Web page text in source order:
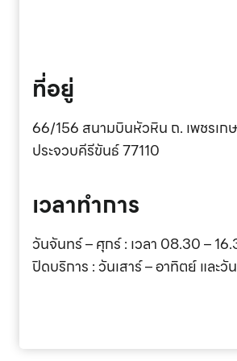
ที่อยู่
66/156 สนามบินหัวหิน ถ. เพชรเก
ประจวบคีรีขันธ์ 77110
เวลาทำการ
วันจันทร์ – ศุกร์ : เวลา 08.30 –
ปิดบริการ : วันเสาร์ – อาทิตย์ และ